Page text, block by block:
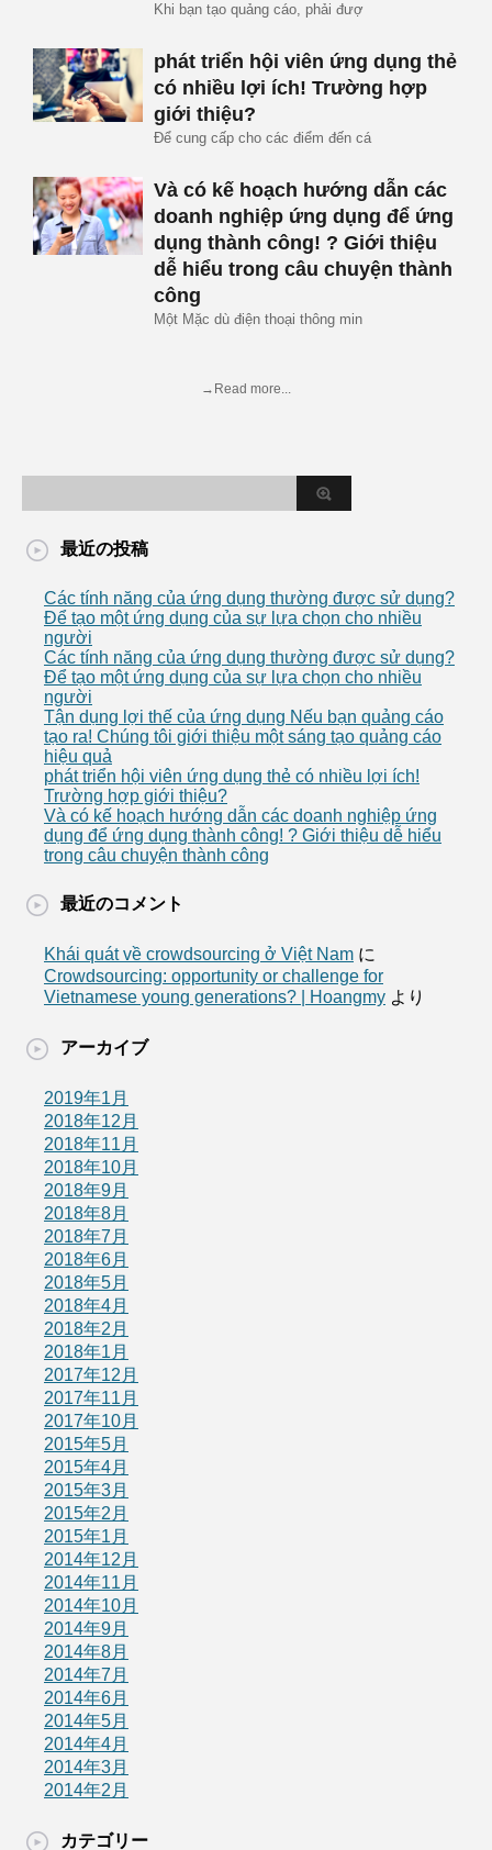
Khi bạn tạo quảng cáo, phải đượ
phát triển hội viên ứng dụng thẻ
có nhiều lợi ích! Trường hợp
giới thiệu?
Để cung cấp cho các điểm đến cá
Và có kế hoạch hướng dẫn các
doanh nghiệp ứng dụng để ứng
dụng thành công! ? Giới thiệu
dễ hiểu trong câu chuyện thành
công
Một Mặc dù điện thoại thông min
→Read more...
最近の投稿
Các tính năng của ứng dụng thường được sử dụng?
Để tạo một ứng dụng của sự lựa chọn cho nhiều
người
Các tính năng của ứng dụng thường được sử dụng?
Để tạo một ứng dụng của sự lựa chọn cho nhiều
người
Tận dụng lợi thế của ứng dụng Nếu bạn quảng cáo
tạo ra! Chúng tôi giới thiệu một sáng tạo quảng cáo
hiệu quả
phát triển hội viên ứng dụng thẻ có nhiều lợi ích!
Trường hợp giới thiệu?
Và có kế hoạch hướng dẫn các doanh nghiệp ứng
dụng để ứng dụng thành công! ? Giới thiệu dễ hiểu
trong câu chuyện thành công
最近のコメント
Khái quát về crowdsourcing ở Việt Nam に
Crowdsourcing: opportunity or challenge for
Vietnamese young generations? | Hoangmy より
アーカイブ
2019年1月
2018年12月
2018年11月
2018年10月
2018年9月
2018年8月
2018年7月
2018年6月
2018年5月
2018年4月
2018年2月
2018年1月
2017年12月
2017年11月
2017年10月
2015年5月
2015年4月
2015年3月
2015年2月
2015年1月
2014年12月
2014年11月
2014年10月
2014年9月
2014年8月
2014年7月
2014年6月
2014年5月
2014年4月
2014年3月
2014年2月
カテゴリー